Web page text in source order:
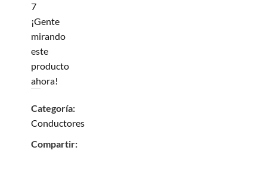
7
¡Gente
mirando
este
producto
ahora!
Categoría:
Conductores
Compartir: